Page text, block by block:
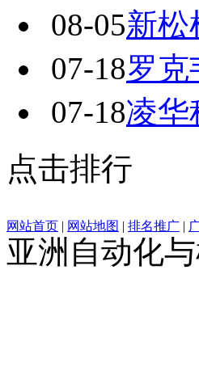
08-05新松
07-18罗
07-18凌华
点击排行
网站首页 | 网站地图 | 排名推广 |
亚洲自动化